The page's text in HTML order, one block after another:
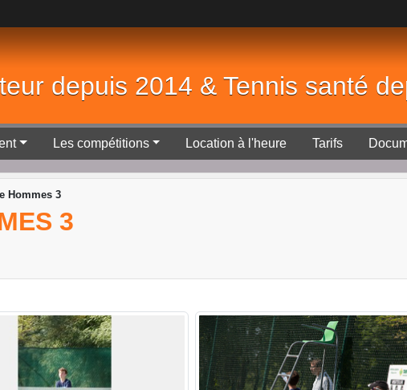
depuis 2014 & Tennis santé
Les compétitions Location à l'heure Tarifs
Hommes 3
3